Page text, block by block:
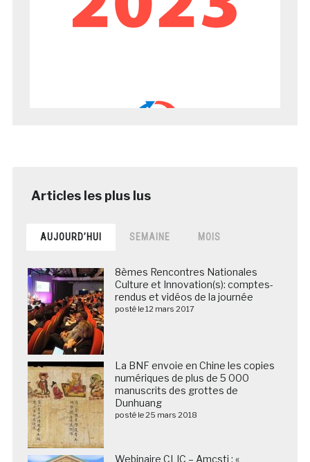
AUJOURD’HUI SEMAINE MOIS
8èmes Rencontres Nationales
Culture et Innovation(s): comptes-
rendus et vidéos de la journée
posté le 12 mars 2017
La BNF envoie en Chine les copies
numériques de plus de 5 000
manuscrits des grottes de
Dunhuang
posté le 25 mars 2018
Webinaire CLIC – Amcsti : «